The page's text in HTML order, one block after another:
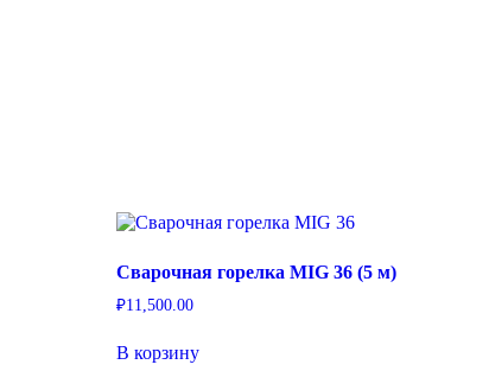
Сварочная горелка MIG 36 (5 м)
₽11,500.00
В корзину